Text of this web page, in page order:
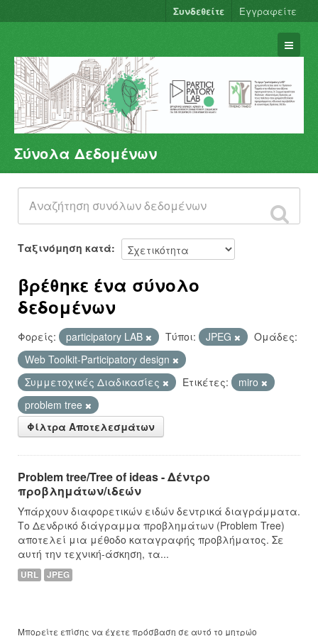
Συνδεθείτε Εγγραφείτε
Σύνολα Δεδομένων
Φορείς
Ομάδες
Σχετικά
Σύνολα Δεδομένων
Ταξινόμηση κατά
βρέθηκε ένα σύνολο
δεδομένων
Φορείς: participatory LAB Τύποι: JPEG
Ομάδες:
Web Toolkit-Participatory design
Συμμετοχικές Διαδικασίες
Ετικέτες:
miro
problem tree
Φίλτρα Αποτελεσμάτων
Problem tree/Tree of ideas - Δέντρο
προβλημάτων/ιδεών
Υπάρχουν διαφορετικών ειδών δεντρικά διαγράμματα.
Το Δενδρικό διάγραμμα προβλημάτων (Problem Tree)
αποτελεί μια μέθοδο καταγραφής προβλήματος. Σε
αυτή την τεχνική-άσκηση, τα...
URL JPEG
Μπορείτε επίσης να έχετε πρόσβαση σε αυτό το μητρώο